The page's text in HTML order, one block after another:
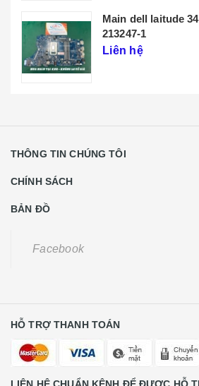
Facebook
LIÊN HỆ CHUẨN KÊNH ĐỂ ĐƯỢC HỖ
Khách Hàng Lẻ Liên Hệ
CE Liên Hệ
0988584591
Bản Quyền Thuộc Về Kho Main Laptop
Sapo